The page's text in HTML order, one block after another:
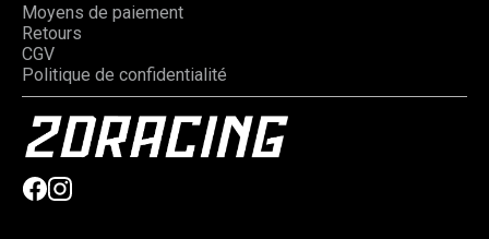
Moyens de paiement
Retours
CGV
Politique de confidentialité